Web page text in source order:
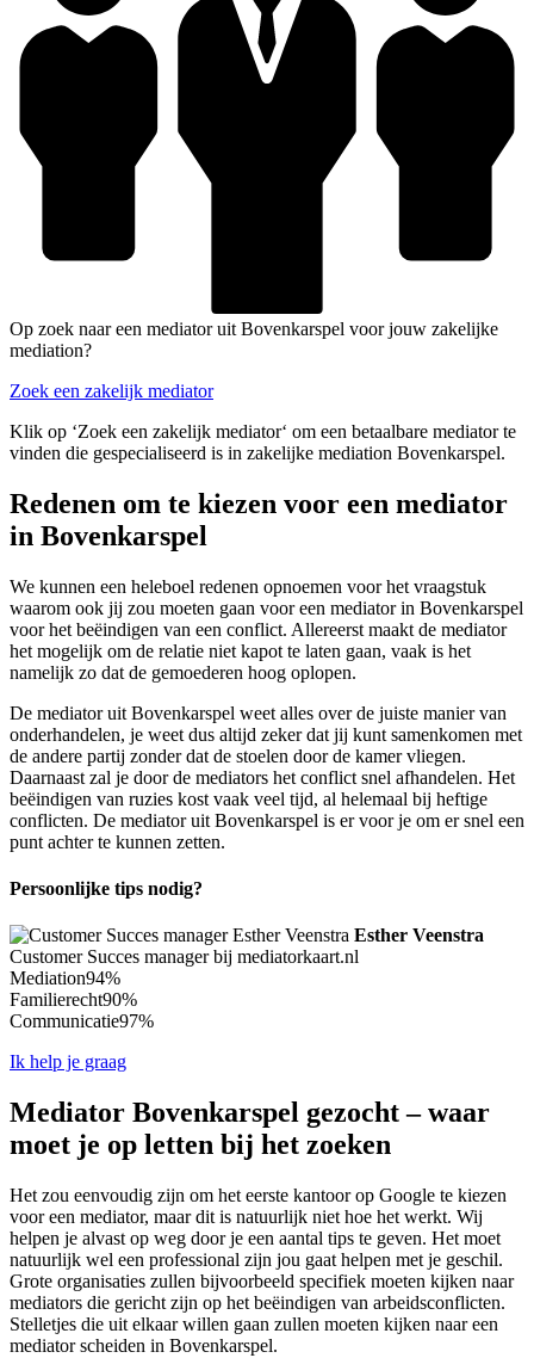
Op zoek naar een mediator uit Bovenkarspel voor jouw zakelijke
mediation?
Zoek een zakelijk mediator
Klik op ‘Zoek een zakelijk mediator‘ om een betaalbare mediator te
vinden die gespecialiseerd is in zakelijke mediation Bovenkarspel.
Redenen om te kiezen voor een mediator
in Bovenkarspel
We kunnen een heleboel redenen opnoemen voor het vraagstuk
waarom ook jij zou moeten gaan voor een mediator in Bovenkarspel
voor het beëindigen van een conflict. Allereerst maakt de mediator
het mogelijk om de relatie niet kapot te laten gaan, vaak is het
namelijk zo dat de gemoederen hoog oplopen.
De mediator uit Bovenkarspel weet alles over de juiste manier van
onderhandelen, je weet dus altijd zeker dat jij kunt samenkomen met
de andere partij zonder dat de stoelen door de kamer vliegen.
Daarnaast zal je door de mediators het conflict snel afhandelen. Het
beëindigen van ruzies kost vaak veel tijd, al helemaal bij heftige
conflicten. De mediator uit Bovenkarspel is er voor je om er snel een
punt achter te kunnen zetten.
Persoonlijke tips nodig?
Esther Veenstra
Customer Succes manager bij mediatorkaart.nl
Mediation94%
Familierecht90%
Communicatie97%
Ik help je graag
Mediator Bovenkarspel gezocht – waar
moet je op letten bij het zoeken
Het zou eenvoudig zijn om het eerste kantoor op Google te kiezen
voor een mediator, maar dit is natuurlijk niet hoe het werkt. Wij
helpen je alvast op weg door je een aantal tips te geven. Het moet
natuurlijk wel een professional zijn jou gaat helpen met je geschil.
Grote organisaties zullen bijvoorbeeld specifiek moeten kijken naar
mediators die gericht zijn op het beëindigen van arbeidsconflicten.
Stelletjes die uit elkaar willen gaan zullen moeten kijken naar een
mediator scheiden in Bovenkarspel.